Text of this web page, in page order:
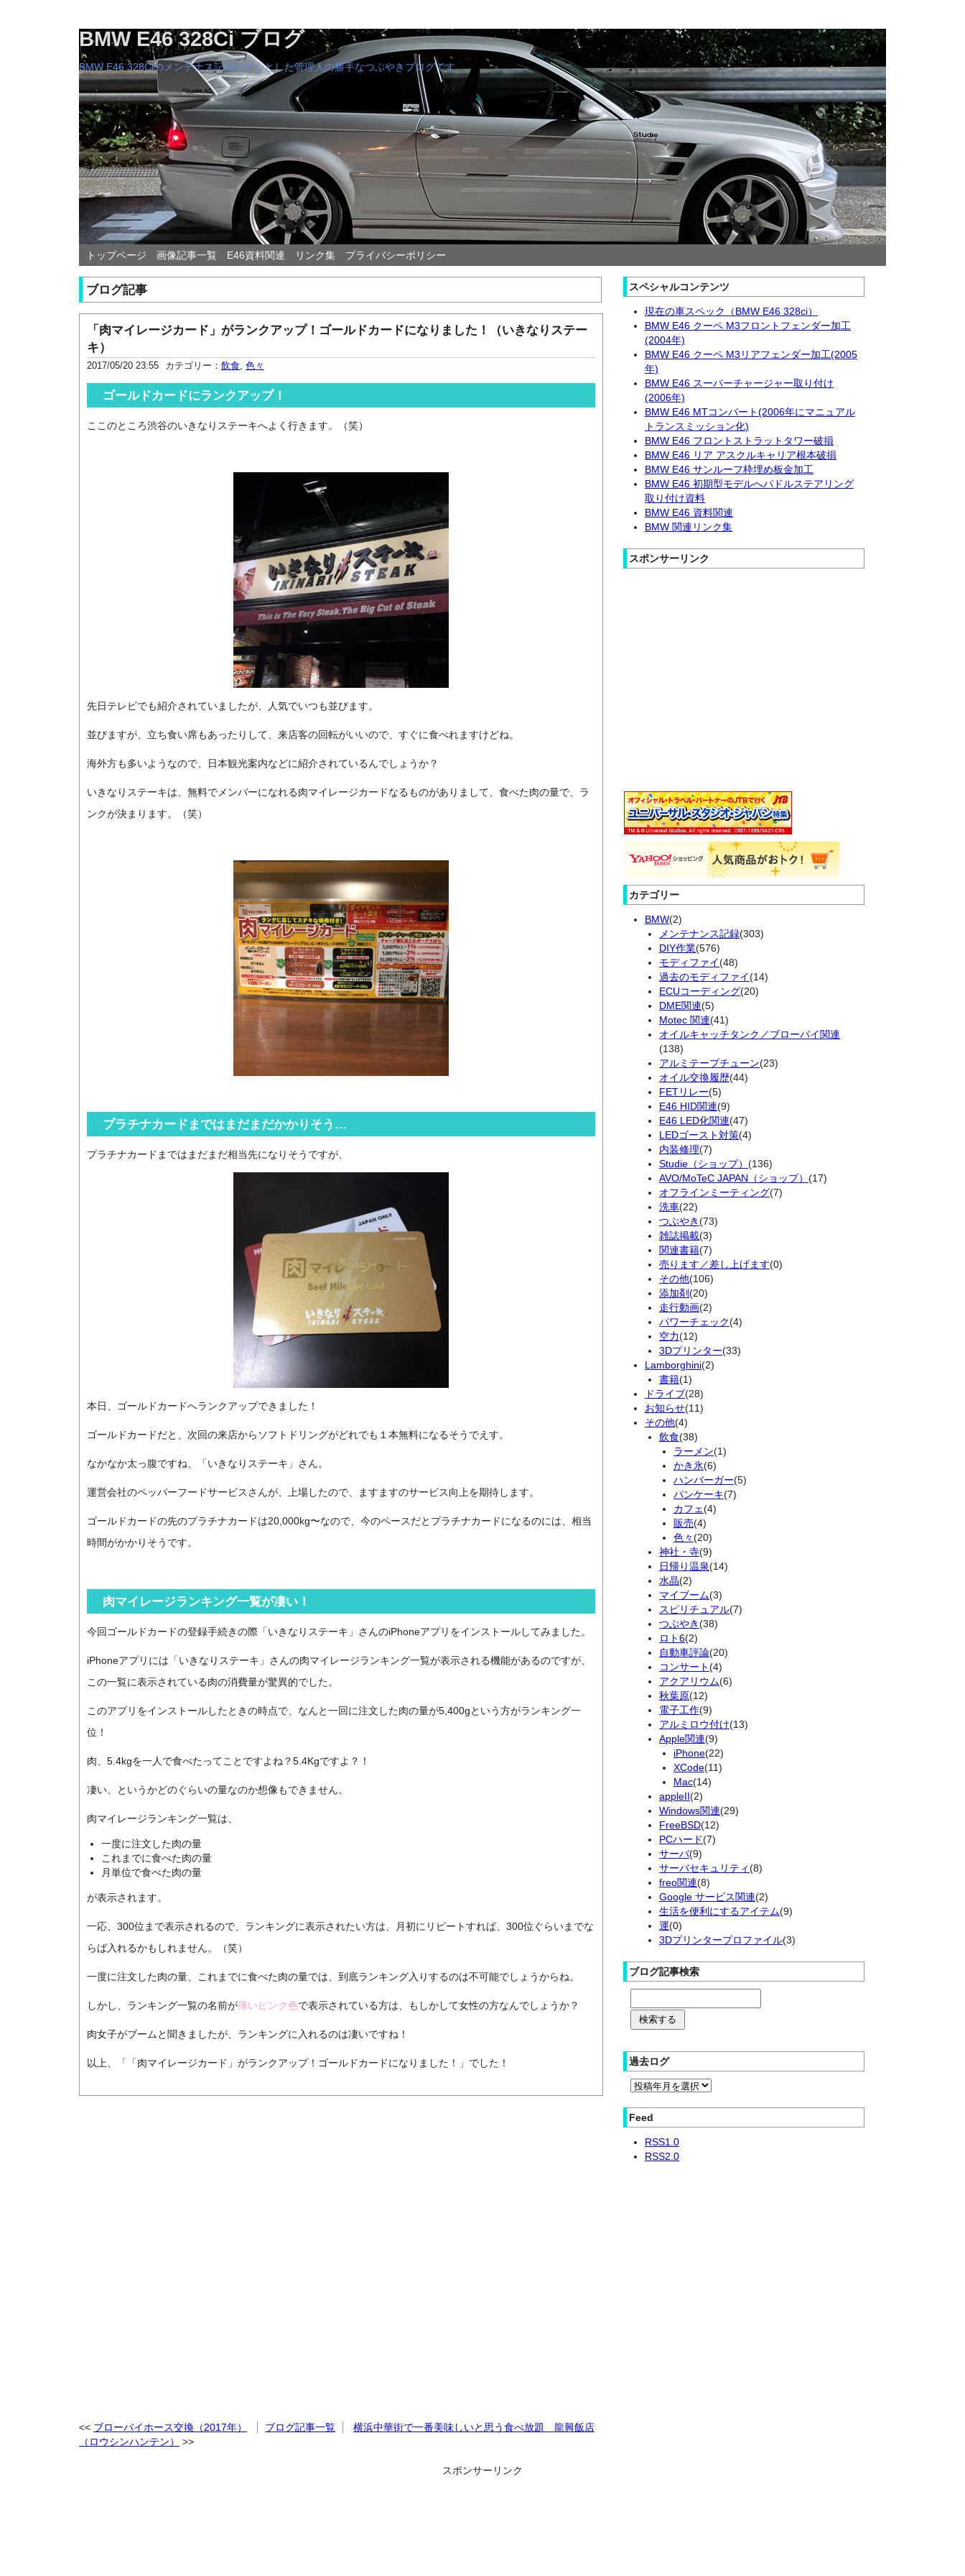
BMW E46 328Ci ブログ
BMW E46 328Ciのメンテナス記録を中心とした管理人の勝手なつぶやきブログです。
トップページ 画像記事一覧 E46資料関連 リンク集 プライバシーポリシー
ブログ記事
「肉マイレージカード」がランクアップ！ゴールドカードになりました！（いきなりステー
キ）
2017/05/20 23:55 カテゴリー： 飲食, 色々
ゴールドカードにランクアップ！
ここのところ渋谷のいきなりステーキへよく行きます。（笑）
先日テレビでも紹介されていましたが、人気でいつも並びます。
並びますが、立ち食い席もあったりして、来店客の回転がいいので、すぐに食べれますけどね。
海外方も多いようなので、日本観光案内などに紹介されているんでしょうか？
いきなりステーキは、無料でメンバーになれる肉マイレージカードなるものがありまして、食べた肉の量で、ラ
ンクが決まります。（笑）
プラチナカードまではまだまだかかりそう…
プラチナカードまではまだまだ相当先になりそうですが、
本日、ゴールドカードへランクアップできました！
ゴールドカードだと、次回の来店からソフトドリングがどれでも１本無料になるそうでえす。
なかなか太っ腹ですね、「いきなりステーキ」さん。
運営会社のペッパーフードサービスさんが、上場したので、ますますのサービス向上を期待します。
ゴールドカードの先のプラチナカードは20,000kg〜なので、今のペースだとプラチナカードになるのには、相当
時間がかかりそうです。
肉マイレージランキング一覧が凄い！
今回ゴールドカードの登録手続きの際「いきなりステーキ」さんのiPhoneアプリをインストールしてみました。
iPhoneアプリには「いきなりステーキ」さんの肉マイレージランキング一覧が表示される機能があるのですが、
この一覧に表示されている肉の消費量が驚異的でした。
このアプリをインストールしたときの時点で、なんと一回に注文した肉の量が5,400gという方がランキング一
位！
肉、5.4kgを一人で食べたってことですよね？5.4Kgですよ？！
凄い、というかどのぐらいの量なのか想像もできません。
肉マイレージランキング一覧は、
一度に注文した肉の量
これまでに食べた肉の量
月単位で食べた肉の量
が表示されます。
一応、300位まで表示されるので、ランキングに表示されたい方は、月初にリピートすれば、300位ぐらいまでな
らば入れるかもしれません。（笑）
一度に注文した肉の量、これまでに食べた肉の量では、到底ランキング入りするのは不可能でしょうからね。
しかし、ランキング一覧の名前が薄いピンク色で表示されている方は、もしかして女性の方なんでしょうか？
肉女子がブームと聞きましたが、ランキングに入れるのは凄いですね！
以上、「「肉マイレージカード」がランクアップ！ゴールドカードになりました！」でした！
ブローバイホース交換（2017年） ブログ記事一覧
横浜中華街で一番美味しいと思う食べ放題 龍興飯店
（ロウシンハンテン）
スペシャルコンテンツ
現在の車スペック（BMW E46 328ci）
BMW E46 クーペ M3フロントフェンダー加工
(2004年)
BMW E46 クーペ M3リアフェンダー加工(2005
年)
BMW E46 スーパーチャージャー取り付け
(2006年)
BMW E46 MTコンバート(2006年にマニュアル
トランスミッション化)
BMW E46 フロントストラットタワー破損
BMW E46 リア アスクルキャリア根本破損
BMW E46 サンルーフ枠埋め板金加工
BMW E46 初期型モデルへパドルステアリング
取り付け資料
BMW E46 資料関連
BMW 関連リンク集
スポンサーリンク
カテゴリー
BMW(2)
メンテナンス記録(303)
DIY作業(576)
モディファイ(48)
過去のモディファイ(14)
ECUコーディング(20)
DME関連(5)
Motec 関連(41)
オイルキャッチタンク／ブローバイ関連
(138)
アルミテープチューン(23)
オイル交換履歴(44)
FETリレー(5)
E46 HID関連(9)
E46 LED化関連(47)
LEDゴースト対策(4)
内装修理(7)
Studie（ショップ） (136)
AVO/MoTeC JAPAN（ショップ） (17)
オフラインミーティング(7)
洗車(22)
つぶやき(73)
雑誌掲載(3)
関連書籍(7)
売ります／差し上げます(0)
その他(106)
添加剤(20)
走行動画(2)
パワーチェック(4)
空力(12)
3Dプリンター(33)
Lamborghini(2)
書籍(1)
ドライブ(28)
お知らせ(11)
その他(4)
飲食(38)
ラーメン(1)
かき氷(6)
ハンバーガー(5)
パンケーキ(7)
カフェ(4)
販売(4)
色々(20)
神社・寺(9)
日帰り温泉(14)
水晶(2)
マイブーム(3)
スピリチュアル(7)
つぶやき(38)
ロト6(2)
自動車評論(20)
コンサート(4)
アクアリウム(6)
秋葉原(12)
電子工作(9)
アルミロウ付け(13)
Apple関連(9)
iPhone(22)
XCode(11)
Mac(14)
appleII(2)
Windows関連(29)
FreeBSD(12)
PCハード(7)
サーバ(9)
サーバセキュリティ(8)
freo関連(8)
Google サービス関連(2)
生活を便利にするアイテム(9)
運(0)
3Dプリンタープロファイル(3)
ブログ記事検索
過去ログ
Feed
RSS1.0
RSS2.0
スポンサーリンク